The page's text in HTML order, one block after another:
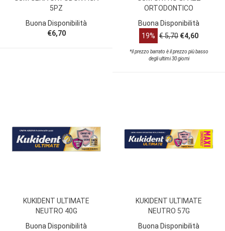
5PZ
Buona Disponibilità
€6,70
ORTODONTICO
Buona Disponibilità
19% € 5,70 €4,60
*il prezzo barrato è il prezzo più basso
degli ultimi 30 giorni
KUKIDENT ULTIMATE
NEUTRO 40G
Buona Disponibilità
KUKIDENT ULTIMATE
NEUTRO 57G
Buona Disponibilità